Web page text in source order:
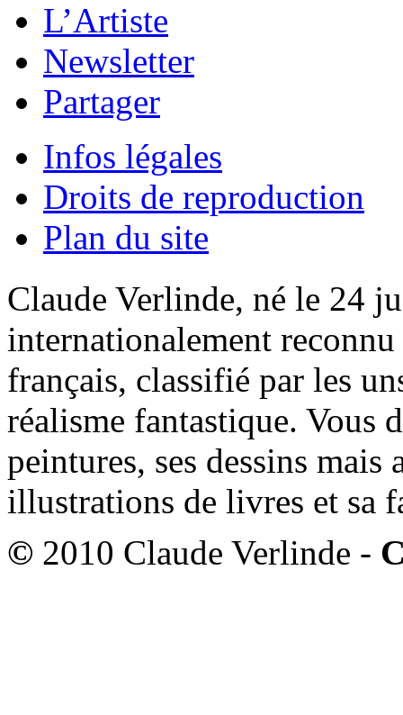
L’Artiste
Newsletter
Partager
Infos légales
Droits de reproduction
Plan du site
Claude Verlinde, né le 24
internationalement
français, classifié par les
réalisme fantastique. Vous
peintures, ses dessins mais
illustrations de livres et sa
© 2010 Claude Verlinde -